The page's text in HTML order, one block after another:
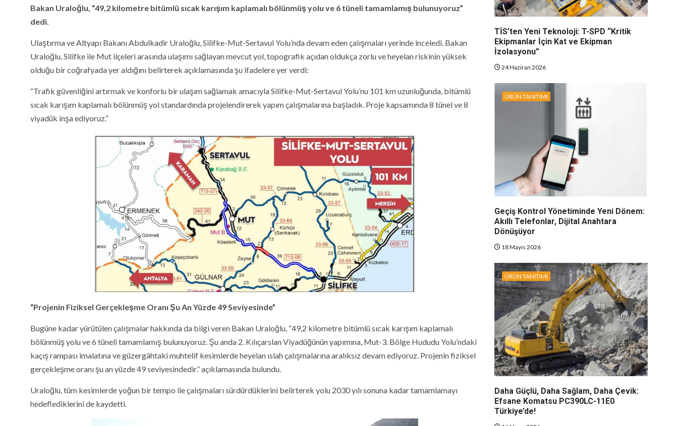
Bakan Uraloğlu, “49,2 kilometre bitümlü sıcak karışım kaplamalı bölünmüş yolu ve 6 tüneli tamamlamış bulunuyoruz”
dedi.
Ulaştırma ve Altyapı Bakanı Abdulkadir Uraloğlu, Silifke-Mut-Sertavul Yolu’nda devam eden çalışmaları yerinde inceledi. Bakan
Uraloğlu, Silifke ile Mut ilçeleri arasında ulaşımı sağlayan mevcut yol, topografik açıdan oldukça zorlu ve heyelan riskinin yüksek
olduğu bir coğrafyada yer aldığını belirterek açıklamasında şu ifadelere yer verdi:
“Trafik güvenliğini artırmak ve konforlu bir ulaşım sağlamak amacıyla Silifke-Mut-Sertavul Yolu’nu 101 km uzunluğunda, bitümlü
sıcak karışım kaplamalı bölünmüş yol standardında projelendirerek yapım çalışmalarına başladık. Proje kapsamında 8 tünel ve 8
viyadük inşa ediyoruz.”
“Projenin Fiziksel Gerçekleşme Oranı Şu An Yüzde 49 Seviyesinde”
Bugüne kadar yürütülen çalışmalar hakkında da bilgi veren Bakan Uraloğlu, “49,2 kilometre bitümlü sıcak karışım kaplamalı
bölünmüş yolu ve 6 tüneli tamamlamış bulunuyoruz. Şu anda 2. Kılıçarslan Viyadüğünün yapımına, Mut-3. Bölge Hududu Yolu’ndaki
kaçış rampası imalatına ve güzergâhtaki muhtelif kesimlerde heyelan ıslah çalışmalarına aralıksız devam ediyoruz. Projenin fiziksel
gerçekleşme oranı şu an yüzde 49 seviyesindedir.” açıklamasında bulundu.
Uraloğlu, tüm kesimlerde yoğun bir tempo ile çalışmaları sürdürdüklerini belirterek yolu 2030 yılı sonuna kadar tamamlamayı
hedeflediklerini de kaydetti.
TİS’ten Yeni Teknoloji: T-SPD “Kritik
Ekipmanlar İçin Kat ve Ekipman
İzolasyonu”
24 Haziran 2026
ÜRÜN TANITIMI
Geçiş Kontrol Yönetiminde Yeni Dönem:
Akıllı Telefonlar, Dijital Anahtara
Dönüşüyor
18 Mayıs 2026
ÜRÜN TANITIMI
Daha Güçlü, Daha Sağlam, Daha Çevik:
Efsane Komatsu PC390LC-11E0
Türkiye’de!